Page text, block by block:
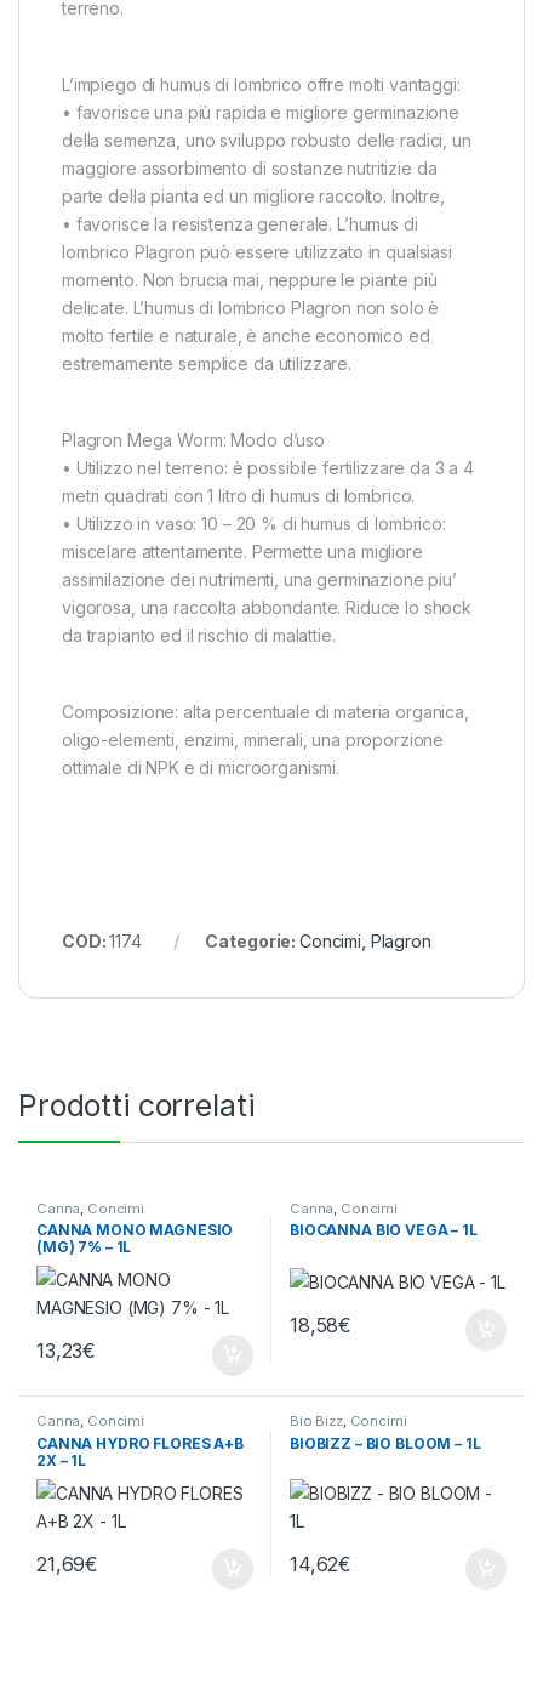
terreno.
L’impiego di humus di lombrico offre molti vantaggi:
• favorisce una più rapida e migliore germinazione
della semenza, uno sviluppo robusto delle radici, un
maggiore assorbimento di sostanze nutritizie da
parte della pianta ed un migliore raccolto. Inoltre,
• favorisce la resistenza generale. L’humus di
lombrico Plagron può essere utilizzato in qualsiasi
momento. Non brucia mai, neppure le piante più
delicate. L’humus di lombrico Plagron non solo è
molto fertile e naturale, è anche economico ed
estremamente semplice da utilizzare.
Plagron Mega Worm: Modo d’uso
• Utilizzo nel terreno: è possibile fertilizzare da 3 a 4
metri quadrati con 1 litro di humus di lombrico.
• Utilizzo in vaso: 10 – 20 % di humus di lombrico:
miscelare attentamente. Permette una migliore
assimilazione dei nutrimenti, una germinazione piu’
vigorosa, una raccolta abbondante. Riduce lo shock
da trapianto ed il rischio di malattie.
Composizione: alta percentuale di materia organica,
oligo-elementi, enzimi, minerali, una proporzione
ottimale di NPK e di microorganismi.
COD:1174 Categorie: Concimi Plagron
Prodotti correlati
Canna Concimi
CANNA MONO MAGNESIO
(MG) 7% – 1L
13,23€
Canna Concimi
BIOCANNA BIO VEGA – 1L
18,58€
Canna, Concimi
CANNA HYDRO FLORES A+B
2X – 1L
21,69€
Bio Bizz, Concimi
BIOBIZZ – BIO BLOOM – 1L
14,62€